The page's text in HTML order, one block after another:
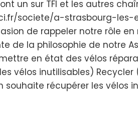
un sur TFI et les autres
societe/a-strasbourg-
de rappeler notre rôle
de la philosophie de notre
en état des vélos
vélos inutilisables)
récupérer les vélos